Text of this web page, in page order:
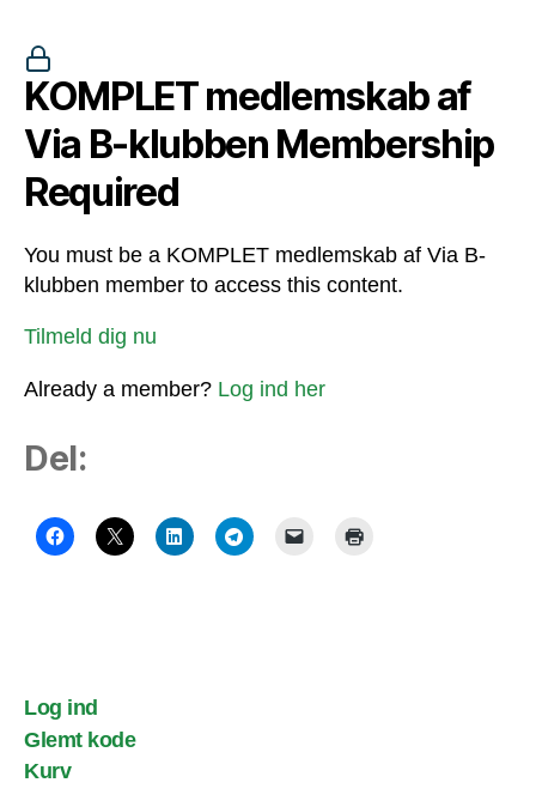
KOMPLET medlemskab af
Via B-klubben Membership
Required
You must be a KOMPLET medlemskab af Via B-
klubben member to access this content.
Tilmeld dig nu
Already a member? Log ind her
Del:
Log ind
Glemt kode
Kurv